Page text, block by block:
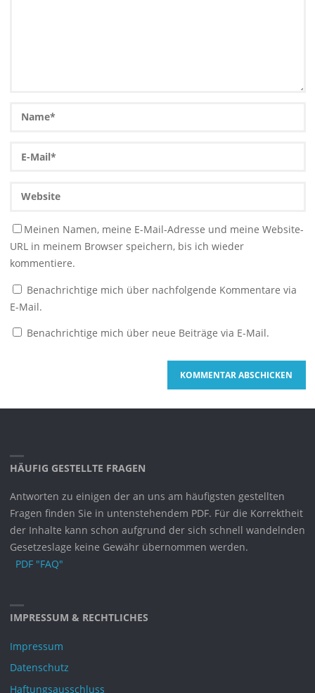
Meinen Namen, meine E-Mail-Adresse und meine Website-
URL in meinem Browser speichern, bis ich wieder
kommentiere.
Benachrichtige mich über nachfolgende Kommentare via
E-Mail.
Benachrichtige mich über neue Beiträge via E-Mail.
HÄUFIG GESTELLTE FRAGEN
Antworten zu einigen der an uns am häufigsten gestellten
Fragen finden Sie in untenstehendem PDF. Für die Korrektheit
der Inhalte kann schon aufgrund der sich schnell wandelnden
Gesetzeslage keine Gewähr übernommen werden.
PDF "FAQ"
IMPRESSUM & RECHTLICHES
Impressum
Datenschutz
Haftungsausschluss